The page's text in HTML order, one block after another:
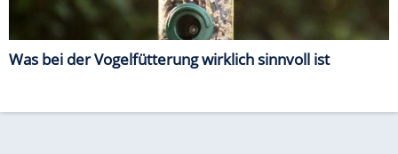
Was bei der Vogelfütterung wirklich sinnvoll ist